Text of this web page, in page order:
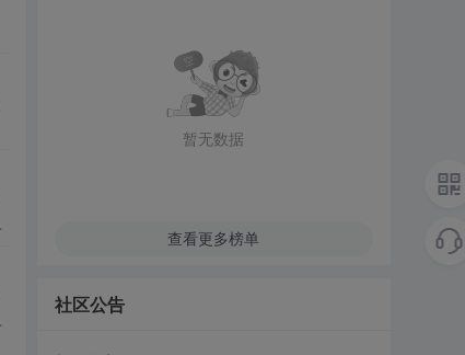
暂无数据
查看更多榜单
社区公告